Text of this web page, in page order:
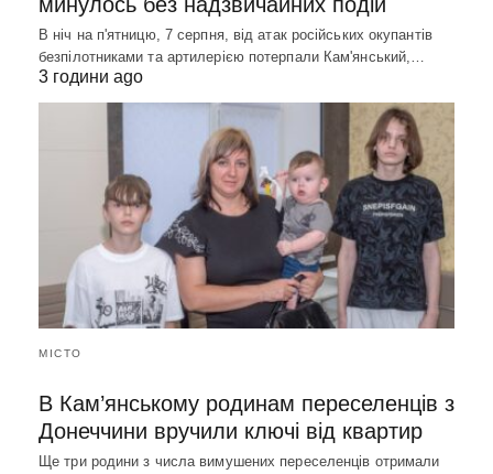
В ніч на п'ятницю, 7 серпня, від атак російських окупантів
безпілотниками та артилерією потерпали Кам'янський,…
3 години ago
МІСТО
В Кам’янському родинам переселенців з
Донеччини вручили ключі від квартир
Ще три родини з числа вимушених переселенців отримали